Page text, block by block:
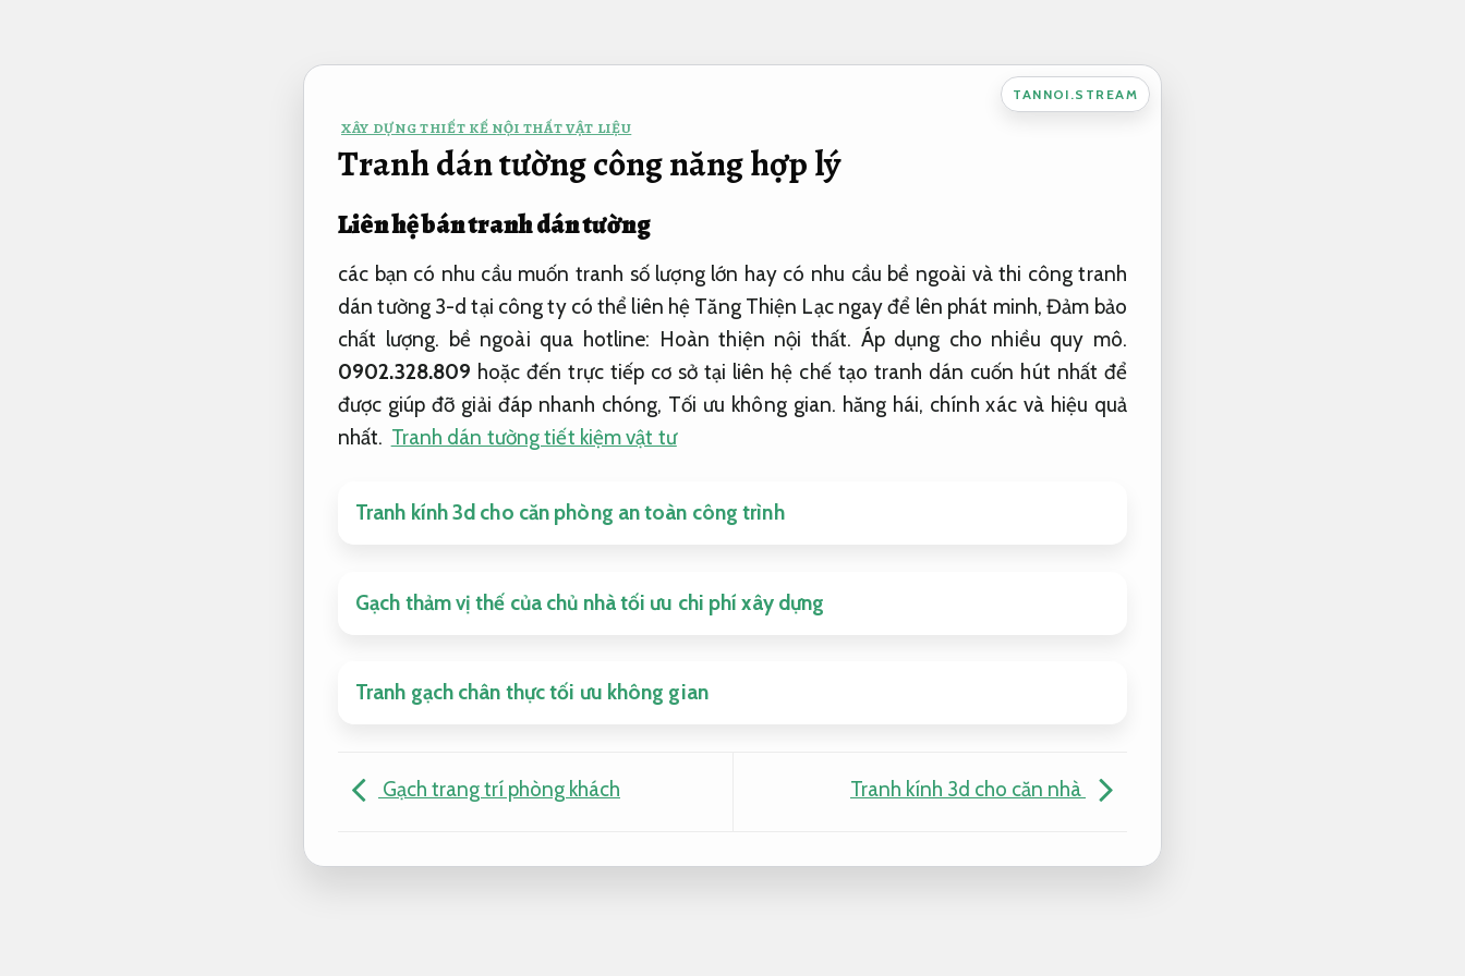
TANNOI.STREAM
XÂY DỰNG THIẾT KẾ NỘI THẤT VẬT LIỆU
Tranh dán tường công năng hợp lý
Liên hệ bán tranh dán tường
các bạn có nhu cầu muốn tranh số lượng lớn hay có nhu cầu bề ngoài và thi công tranh
dán tường 3-d tại công ty có thể liên hệ Tăng Thiện Lạc ngay để lên phát minh,Đảm bảo
chất lượng. bề ngoài qua hotline: Hoàn thiện nội thất. Áp dụng cho nhiều quy mô.
0902.328.809 hoặc đến trực tiếp cơ sở tại liên hệ chế tạo tranh dán cuốn hút nhất để
được giúp đỡ giải đáp nhanh chóng, Tối ưu không gian. hăng hái, chính xác và hiệu quả
nhất. Tranh dán tường tiết kiệm vật tư
Tranh kính 3d cho căn phòng an toàn công trình
Gạch thảm vị thế của chủ nhà tối ưu chi phí xây dựng
Tranh gạch chân thực tối ưu không gian
Gạch trang trí phòng khách Tranh kính 3d cho căn nhà